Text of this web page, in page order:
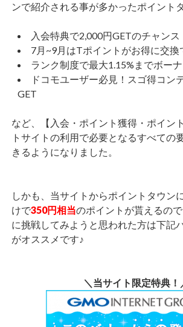
ンで紹介される事が多かったポイント
入会特典で2,000円GETのチャンス
7月~9月はTポイントがお得に交換
ランク制度で最大1.15%までボー
ドコモユーザー必見！スゴ得コン
GET
など、【入会・ポイント獲得・ポイン
トサイトの利用で必要となるすべての
きるようになりました。
しかも、当サイトからポイントタウン
けで350円相当のポイントが貰えるの
に挑戦してみようと思われた方は下記
がオススメです♪
＼当サイト限定特典！